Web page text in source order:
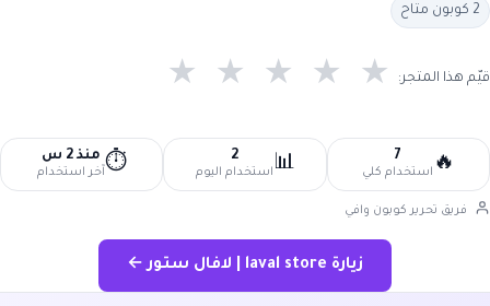
2 كوبون متاح
قيّم هذا المتجر: ★ ★ ★ ★ ★
🔥
7
استخدام كلي 📊
2
استخدام اليوم ⏱️ منذ 2 س
آخر استخدام
فريق تحرير كوبون وافي
زيارة laval store | لافال ستور ←